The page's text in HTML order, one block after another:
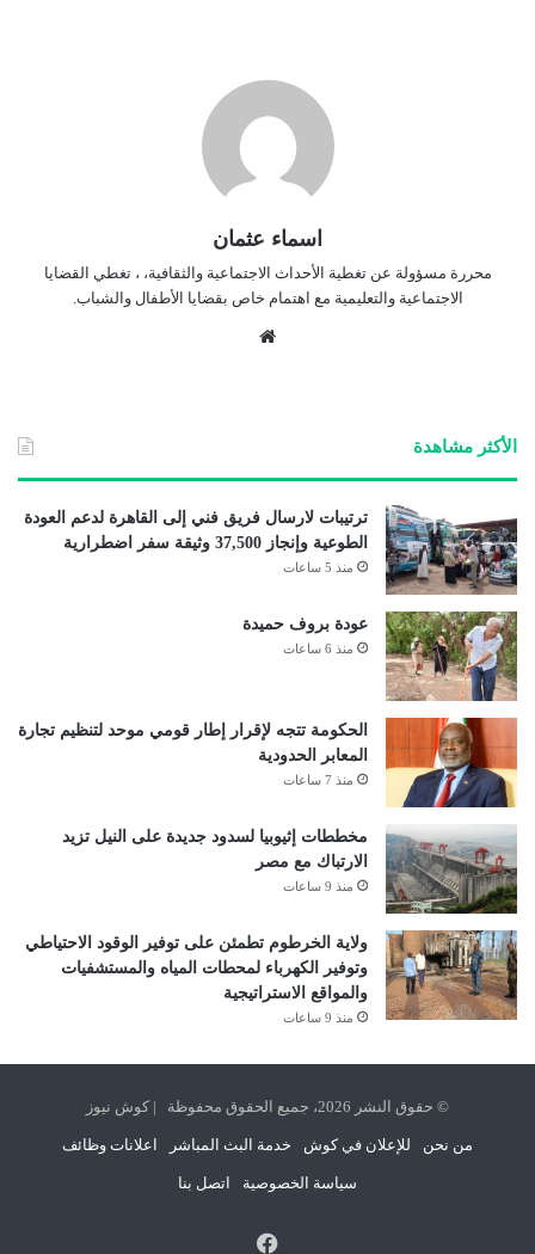
اسماء عثمان
محررة مسؤولة عن تغطية الأحداث الاجتماعية والثقافية، ، تغطي القضايا
الاجتماعية والتعليمية مع اهتمام خاص بقضايا الأطفال والشباب.
الأكثر مشاهدة
ترتيبات لارسال فريق فني إلى القاهرة لدعم العودة
الطوعية وإنجاز 37,500 وثيقة سفر اضطرارية
منذ 5 ساعات
عودة بروف حميدة
منذ 6 ساعات
الحكومة تتجه لإقرار إطار قومي موحد لتنظيم تجارة
المعابر الحدودية
منذ 7 ساعات
مخططات إثيوبيا لسدود جديدة على النيل تزيد
الارتباك مع مصر
منذ 9 ساعات
ولاية الخرطوم تطمئن على توفير الوقود الاحتياطي
وتوفير الكهرباء لمحطات المياه والمستشفيات
والمواقع الاستراتيجية
منذ 9 ساعات
© حقوق النشر 2026، جميع الحقوق محفوظة | كوش نيوز
من نحن للإعلان في كوش خدمة البث المباشر اعلانات وظائف
سياسة الخصوصية اتصل بنا